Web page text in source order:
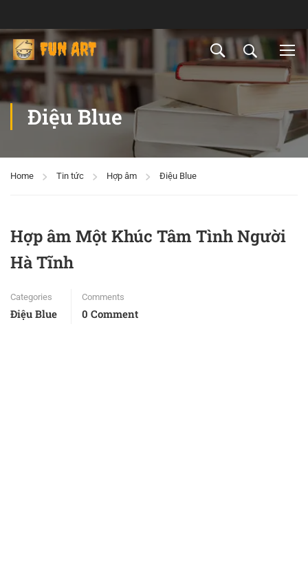
Điệu Blue
Home Tin tức Hợp âm Điệu Blue
Hợp âm Một Khúc Tâm Tình Người
Hà Tĩnh
Categories
Điệu Blue
Comments
0 Comment